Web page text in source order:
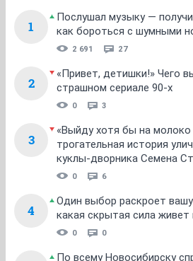
1
Послушал музыку —
как бороться с шумными
2 691 27
2
«Привет, детишки!» Чего
страшном сериале 90-х
0 3
3
«Выйду хотя бы на молоко
трогательная история
куклы-дворника Семена
0 6
4
Один выбор раскроет
какая скрытая сила живет
0 0
По всему Новосибирску